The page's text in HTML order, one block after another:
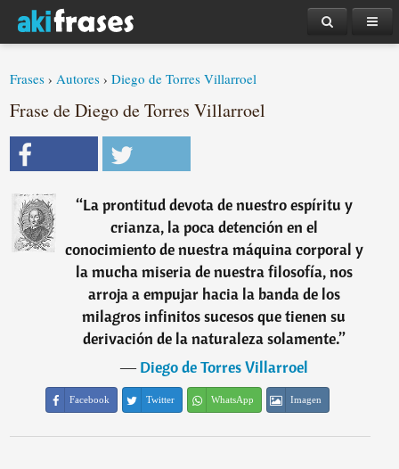
Frases ›Autores ›Diego de Torres Villarroel
Frase de Diego de Torres Villarroel
“La prontitud devota de nuestro espíritu y
crianza, la poca detención en el
conocimiento de nuestra máquina corporal y
la mucha miseria de nuestra filosofía, nos
arroja a empujar hacia la banda de los
milagros infinitos sucesos que tienen su
derivación de la naturaleza solamente.”
―Diego de Torres Villarroel
Facebook Twitter WhatsApp Imagen